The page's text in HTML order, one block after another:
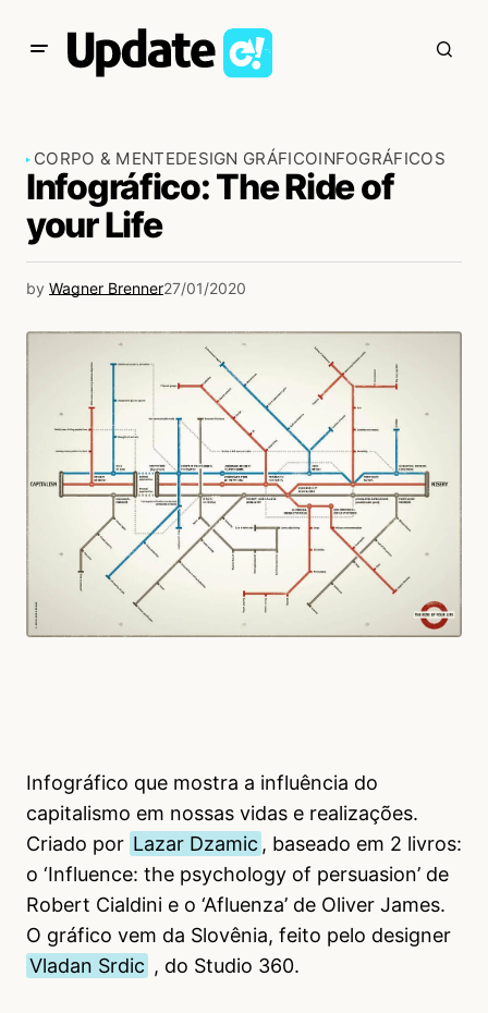
CORPO & MENTEDESIGN GRÁFICOINFOGRÁFICOS
Infográfico: The Ride of
your Life
by Wagner Brenner27/01/2020
Infográfico que mostra a influência do
capitalismo em nossas vidas e realizações.
Criado por Lazar Dzamic , baseado em 2 livros:
o ‘Influence: the psychology of persuasion’ de
Robert Cialdini e o ‘Afluenza’ de Oliver James.
O gráfico vem da Slovênia, feito pelo designer
Vladan Srdic , do Studio 360.